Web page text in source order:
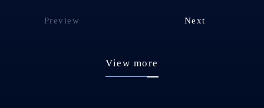
Preview Next
View more